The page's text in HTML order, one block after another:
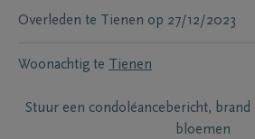
Overleden te Tienen op 27/12/2023
Woonachtig te Tienen
Stuur een condoléancebericht, brand
bloemen